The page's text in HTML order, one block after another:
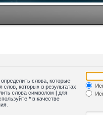
определить слова, которые
слов, которых в результатах
слова символом | для
* в качестве